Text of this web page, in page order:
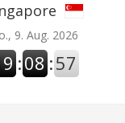
9. Aug. 2026
:08 :57